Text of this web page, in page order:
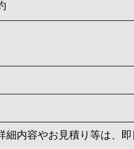
細内容やお見積り等は、